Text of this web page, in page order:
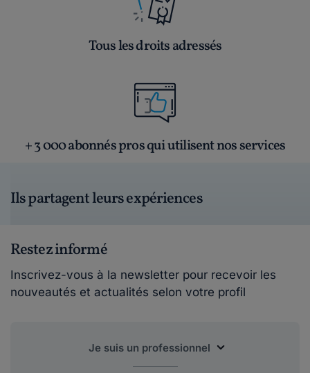
Tous les droits adressés
+ 3 000 abonnés pros qui utilisent nos services
Ils partagent leurs expériences
Restez informé
Inscrivez-vous à la newsletter pour recevoir les
nouveautés et actualités selon votre profil